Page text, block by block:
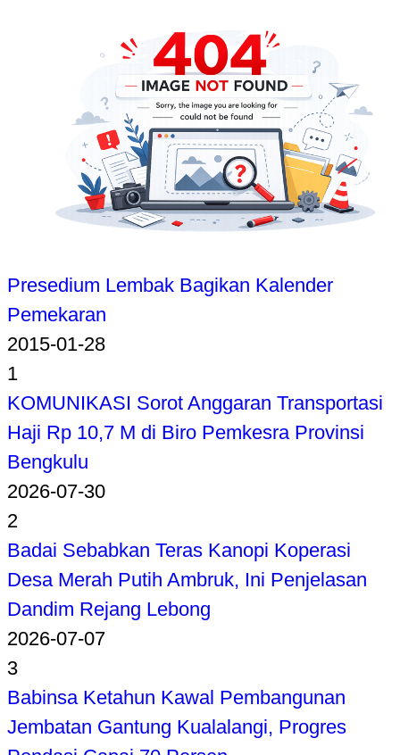
Presedium Lembak Bagikan Kalender
Pemekaran
2015-01-28
1
KOMUNIKASI Sorot Anggaran Transportasi
Haji Rp 10,7 M di Biro Pemkesra Provinsi
Bengkulu
2026-07-30
2
Badai Sebabkan Teras Kanopi Koperasi
Desa Merah Putih Ambruk, Ini Penjelasan
Dandim Rejang Lebong
2026-07-07
3
Babinsa Ketahun Kawal Pembangunan
Jembatan Gantung Kualalangi, Progres